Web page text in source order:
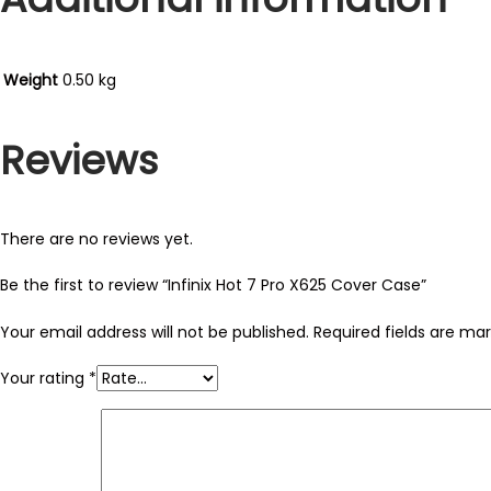
Weight 0.50 kg
Reviews
There are no reviews yet.
Be the first to review “Infinix Hot 7 Pro X625 Cover Case”
Your email address will not be published. Required fields are
Your rating *